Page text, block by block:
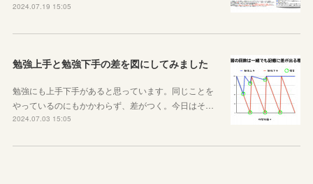
2024.07.19 15:05
勉強上手と勉強下手の差を図にしてみました
勉強にも上手下手があると思っています。同じことを
やっているのにもかかわらず、差がつく。今日はそ…
2024.07.03 15:05